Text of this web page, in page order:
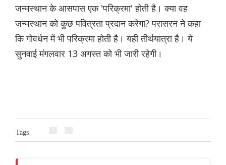
जन्मस्थान के आसपास एक 'परिक्रमा' होती है। क्या वह
जन्मस्थान को कुछ पवित्रता प्रदान करेगा? परासरन ने कहा
कि गोवर्धन में भी परिक्रमा होती है। यही तीर्थयात्रा है। ये
सुनवाई मंगलवार 13 अगस्त को भी जारी रहेगी।
Tags